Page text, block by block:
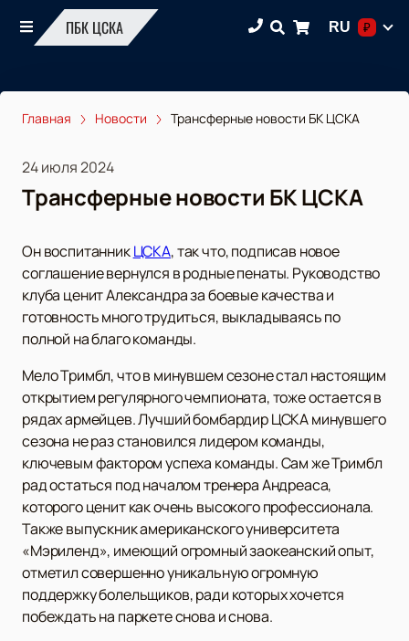
ПБК ЦСКА RU ₽
Главная Новости Трансферные новости БК ЦСКА
24 июля 2024
Трансферные новости БК ЦСКА
Он воспитанникЦСКА, так что, подписав новое
соглашение вернулся в родные пенаты. Руководство
клуба ценит Александра за боевые качества и
готовность много трудиться, выкладываясь по
полной на благо команды.
Мело Тримбл, что в минувшем сезоне стал настоящим
открытием регулярного чемпионата, тоже остается в
рядах армейцев. Лучший бомбардир ЦСКА минувшего
сезона не раз становился лидером команды,
ключевым фактором успеха команды. Сам же Тримбл
рад остаться под началом тренера Андреаса,
которого ценит как очень высокого профессионала.
Также выпускник американского университета
«Мэриленд», имеющий огромный заокеанский опыт,
отметил совершенно уникальную огромную
поддержку болельщиков, ради которых хочется
побеждать на паркете снова и снова.